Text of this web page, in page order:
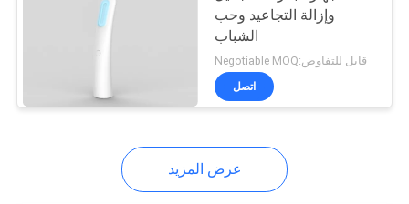
جهاز التجميل بالبلازما
وإزالة التجاعيد وحب
الشباب
Negotiable MOQ:قابل للتفاوض
اتصل
عرض المزيد